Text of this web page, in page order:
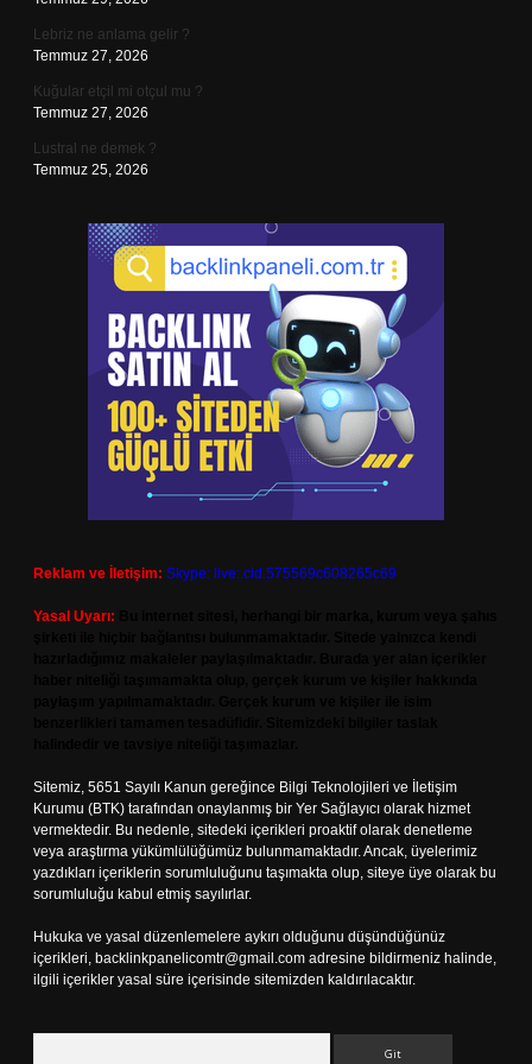
Lebriz ne anlama gelir ?
Temmuz 27, 2026
Kuğular etçil mi otçul mu ?
Temmuz 27, 2026
Lustral ne demek ?
Temmuz 25, 2026
Reklam ve İletişim: Skype: live:.cid.575569c608265c69
Yasal Uyarı:
Sitemiz, 5651 Sayılı Kanun gereğince Bilgi Teknolojileri ve İletişim
Kurumu (BTK) tarafından onaylanmış bir Yer Sağlayıcı olarak hizmet
vermektedir. Bu nedenle, sitedeki içerikleri proaktif olarak denetleme
veya araştırma yükümlülüğümüz bulunmamaktadır. Ancak, üyelerimiz
yazdıkları içeriklerin sorumluluğunu taşımakta olup, siteye üye olarak bu
sorumluluğu kabul etmiş sayılırlar.
Hukuka ve yasal düzenlemelere aykırı olduğunu düşündüğünüz
içerikleri, backlinkpanelicomtr@gmail.com adresine bildirmeniz halinde,
ilgili içerikler yasal süre içerisinde sitemizden kaldırılacaktır.